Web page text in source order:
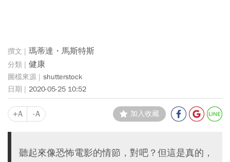
瑪蒂達・馬斯特斯
健康
shutterstock
2020-05-25 10:52
+A -A 加入收藏
聽起來像恐怖電影的情節，對吧？但這是真的，